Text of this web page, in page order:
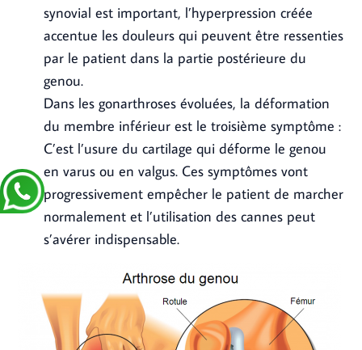
synovial est important, l’hyperpression créée
accentue les douleurs qui peuvent être ressenties
par le patient dans la partie postérieure du
genou.
Dans les gonarthroses évoluées, la déformation
du membre inférieur est le troisième symptôme :
C’est l’usure du cartilage qui déforme le genou
en varus ou en valgus. Ces symptômes vont
progressivement empêcher le patient de marcher
normalement et l’utilisation des cannes peut
s’avérer indispensable.